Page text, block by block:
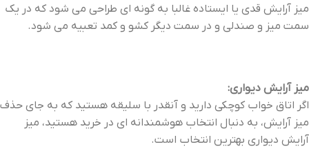
میز آرایش قدی یا ایستاده غالبا به گونه ای طراحی می شود که در یک
سمت میز و صندلی و در سمت دیگر کشو و کمد تعبیه می شود.
میز آرایش دیواری:
اگر اتاق خواب کوچکی دارید و آنقدر با سلیقه هستید که به جای حذف
میز آرایش، به دنبال انتخاب هوشمندانه ای در خرید هستید، میز
آرایش دیواری بهترین انتخاب است.